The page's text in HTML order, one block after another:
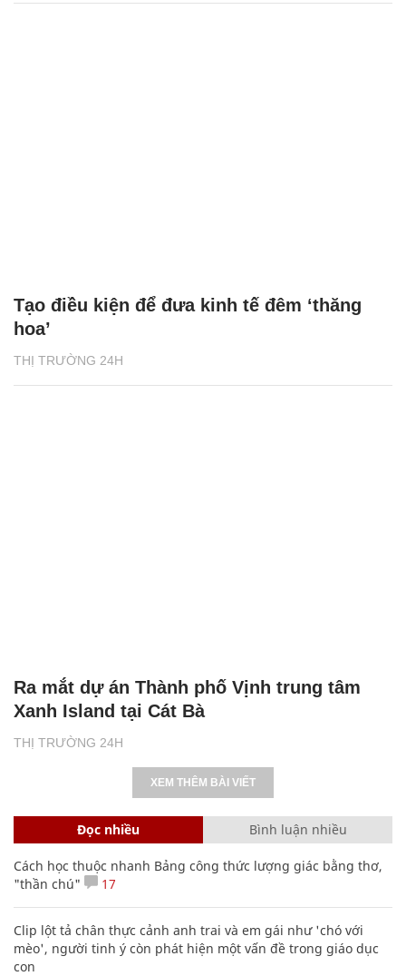
THỊ TRƯỜNG 24H
Tạo điều kiện để đưa kinh tế đêm ‘thăng
hoa’
THỊ TRƯỜNG 24H
Ra mắt dự án Thành phố Vịnh trung tâm
Xanh Island tại Cát Bà
XEM THÊM BÀI VIẾT
Đọc nhiều Bình luận nhiều
Cách học thuộc nhanh Bảng công thức lượng giác bằng thơ,
"thần chú"
17
Clip lột tả chân thực cảnh anh trai và em gái như 'chó với
mèo', người tinh ý còn phát hiện một vấn đề trong giáo dục
con